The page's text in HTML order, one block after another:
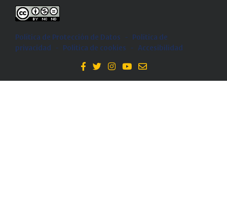
Política de Protección de Datos -
Politica de
privacidad
- Política de cookies - Accesibilidad